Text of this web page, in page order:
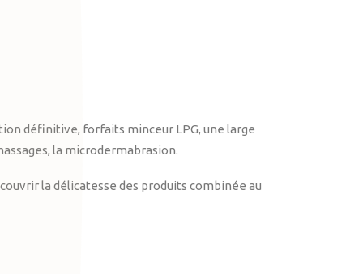
définitive, forfaits minceur LPG, une large
la microdermabrasion.
la délicatesse des produits combinée au